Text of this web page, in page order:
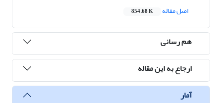
اصل مقاله
854.68 K
هم رسانی
ارجاع به این مقاله
آمار